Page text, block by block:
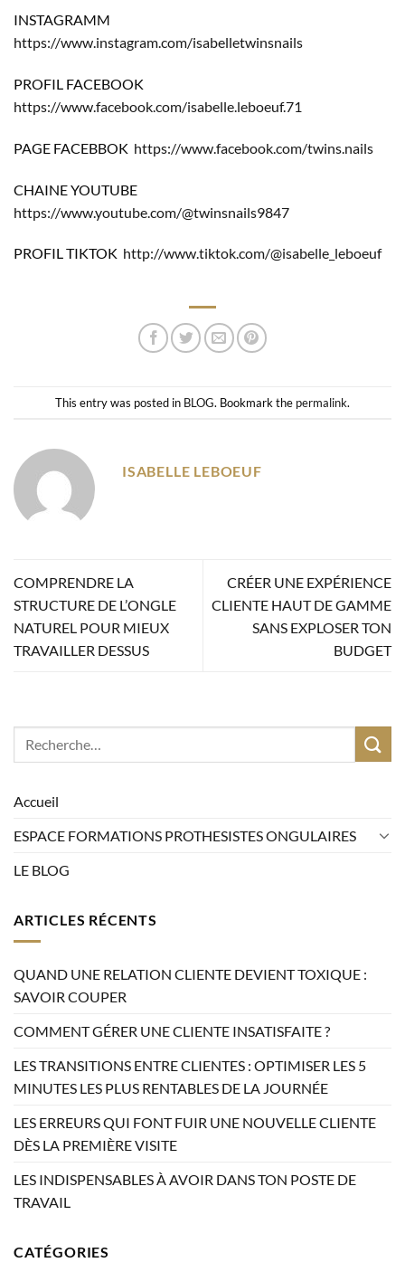
INSTAGRAMM
https://www.instagram.com/isabelletwinsnails
PROFIL FACEBOOK
https://www.facebook.com/isabelle.leboeuf.71
PAGE FACEBBOK https://www.facebook.com/twins.nails
CHAINE YOUTUBE
https://www.youtube.com/@twinsnails9847
PROFIL TIKTOK http://www.tiktok.com/@isabelle_leboeuf
This entry was posted in BLOG. Bookmark the permalink.
ISABELLE LEBOEUF
COMPRENDRE LA
STRUCTURE DE L’ONGLE
NATUREL POUR MIEUX
TRAVAILLER DESSUS
CRÉER UNE EXPÉRIENCE
CLIENTE HAUT DE GAMME
SANS EXPLOSER TON
BUDGET
Accueil
ESPACE FORMATIONS PROTHESISTES ONGULAIRES
LE BLOG
ARTICLES RÉCENTS
QUAND UNE RELATION CLIENTE DEVIENT TOXIQUE :
SAVOIR COUPER
COMMENT GÉRER UNE CLIENTE INSATISFAITE ?
LES TRANSITIONS ENTRE CLIENTES : OPTIMISER LES 5
MINUTES LES PLUS RENTABLES DE LA JOURNÉE
LES ERREURS QUI FONT FUIR UNE NOUVELLE CLIENTE
DÈS LA PREMIÈRE VISITE
LES INDISPENSABLES À AVOIR DANS TON POSTE DE
TRAVAIL
CATÉGORIES